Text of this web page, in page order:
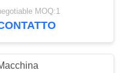
sicurezza X Ray per
& Entainment
MOQ:1